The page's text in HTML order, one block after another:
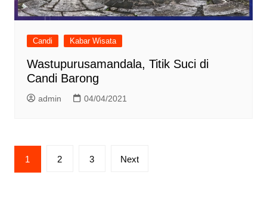
Candi Kabar Wisata
Wastupurusamandala, Titik Suci di
Candi Barong
admin 04/04/2021
Posts
pagination
1 2 3 Next